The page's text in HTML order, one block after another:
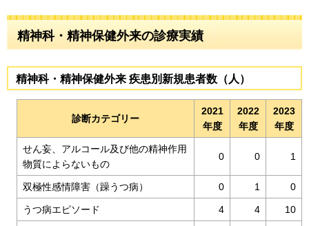
精神科・精神保健外来の診療実績
精神科・精神保健外来 疾患別新規患者数（人）
診断カテゴリー
2021
年度
2022
年度
2023
年度
せん妄、アルコール及び他の精神作用
物質によらないもの
0 0 1
双極性感情障害（躁うつ病） 0 1 0
うつ病エピソード 4 4 10